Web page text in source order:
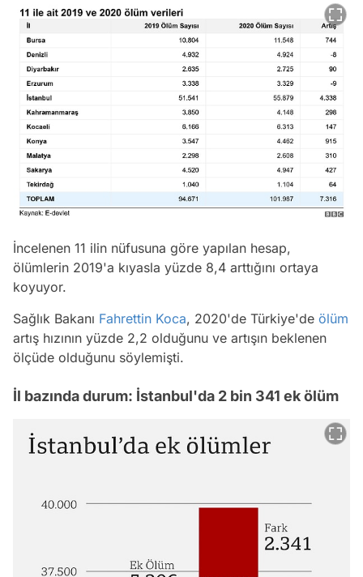
İncelenen 11 ilin nüfusuna göre yapılan hesap,
ölümlerin 2019'a kıyasla yüzde 8,4 arttığını ortaya
koyuyor.
Sağlık Bakanı Fahrettin Koca, 2020'de Türkiye'de ölüm
artış hızının yüzde 2,2 olduğunu ve artışın beklenen
ölçüde olduğunu söylemişti.
İl bazında durum: İstanbul'da 2 bin 341 ek ölüm